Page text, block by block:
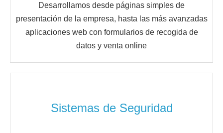
Desarrollamos desde páginas simples de
presentación de la empresa, hasta las más avanzadas
aplicaciones web con formularios de recogida de
datos y venta online
Sistemas de Seguridad